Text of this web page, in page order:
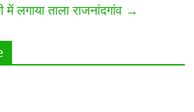
में लगाया ताला राजनांदगांव →